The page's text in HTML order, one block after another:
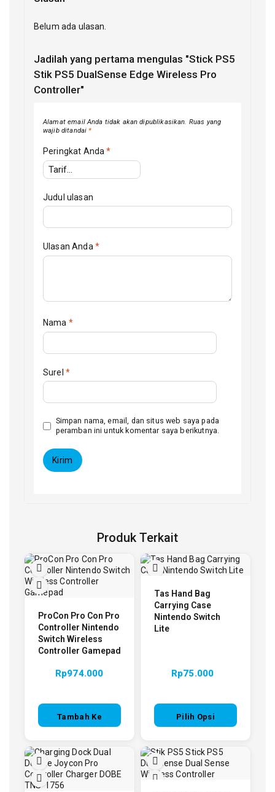
Belum ada ulasan.
Jadilah yang pertama mengulas "Stick PS5
Stik PS5 DualSense Edge Wireless Pro
Controller"
Alamat email Anda tidak akan dipublikasikan. Ruas yang
wajib ditandai*
Peringkat Anda*
Judul ulasan
Ulasan Anda*
Nama *
Surel *
Simpan nama, email, dan situs web saya pada
peramban ini untuk komentar saya berikutnya.
Produk Terkait
ProCon Pro Con Pro
Controller Nintendo
Switch Wireless
Controller Gamepad
Rp974.000
Tambah Ke
Tas Hand Bag
Carrying Case
Nintendo Switch
Lite
Rp75.000
Pilih Opsi